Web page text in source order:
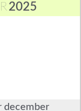
2025